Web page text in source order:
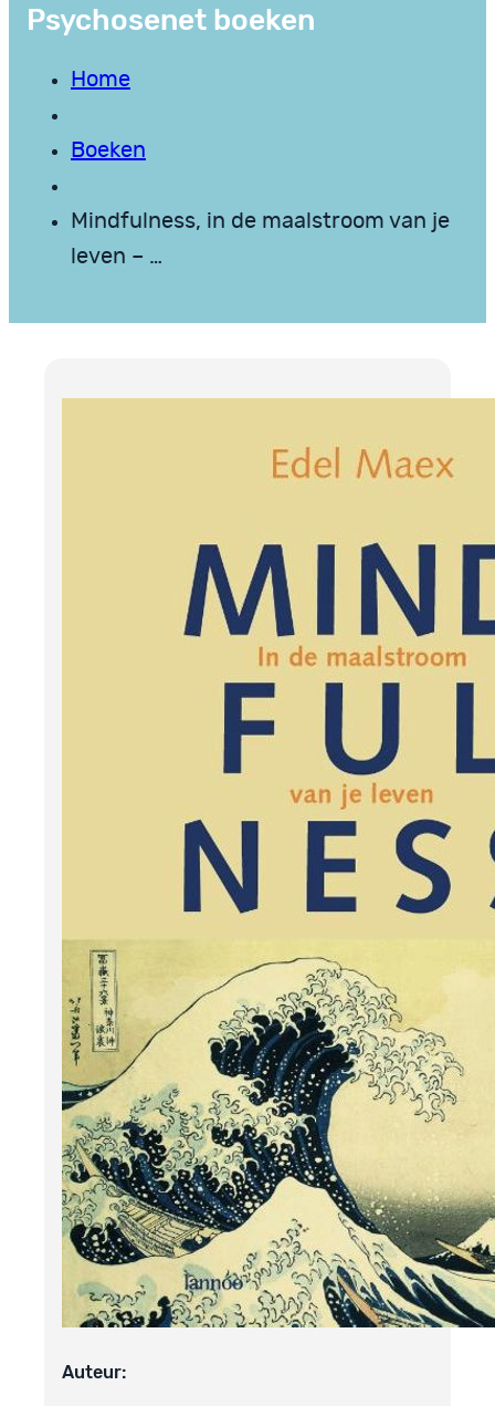
Psychosenet boeken
Home
Boeken
Mindfulness, in de maalstroom van je
leven – …
Auteur: